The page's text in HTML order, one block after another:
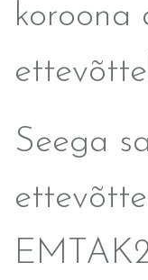
koroona
Seega